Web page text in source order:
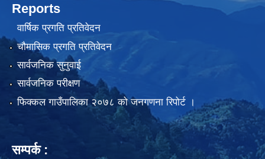
Reports
वार्षिक प्रगति प्रतिवेदन
चौमासिक प्रगति प्रतिवेदन
सार्वजनिक सुनुवाई
सार्वजनिक परीक्षण
फिक्कल गाउँपालिका २०७८ को जनगणना रिपोर्ट ।
सम्पर्क :